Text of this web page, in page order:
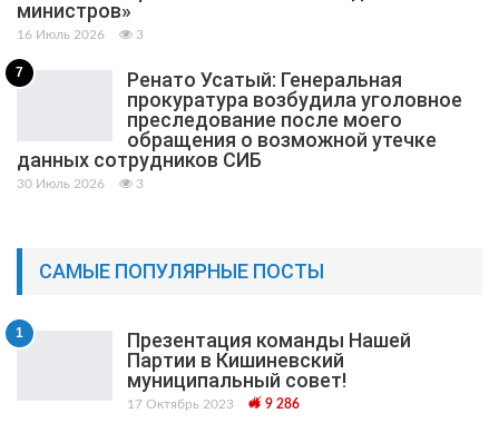
министров»
16 Июль 2026 3
7
Ренато Усатый: Генеральная
прокуратура возбудила уголовное
преследование после моего
обращения о возможной утечке
данных сотрудников СИБ
30 Июль 2026 3
САМЫЕ ПОПУЛЯРНЫЕ ПОСТЫ
1
Презентация команды Нашей
Партии в Кишиневский
муниципальный cовет!
17 Октябрь 2023 9 286